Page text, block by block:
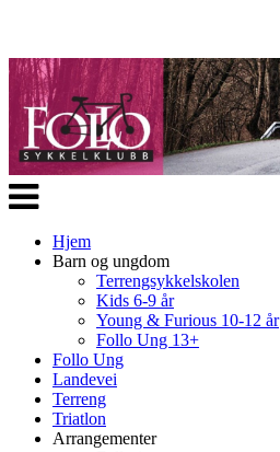
Veksle
navigasjon
Hjem
Barn og ungdom
Terrengsykkelskolen
Kids 6-9 år
Young & Furious 10-12 år
Follo Ung 13+
Follo Ung
Landevei
Terreng
Triatlon
Arrangementer